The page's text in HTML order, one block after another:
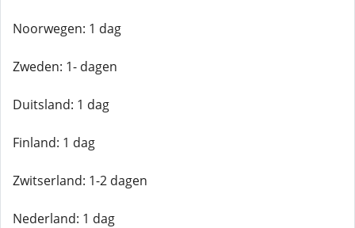
Noorwegen: 1 dag
Zweden: 1- dagen
Duitsland: 1 dag
Finland: 1 dag
Zwitserland: 1-2 dagen
Nederland: 1 dag